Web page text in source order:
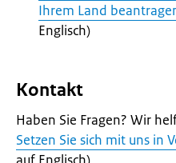
Ihrem Land
Englisch)
Kontakt
Haben Sie Fragen? Wir
Setzen Sie sich mit uns in